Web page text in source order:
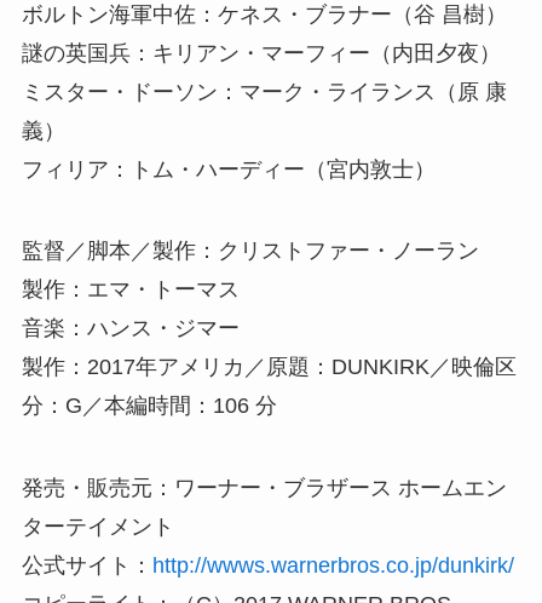
ボルトン海軍中佐：ケネス・ブラナー（谷 昌樹）
謎の英国兵：キリアン・マーフィー（内田夕夜）
ミスター・ドーソン：マーク・ライランス（原 康
義）
フィリア：トム・ハーディー（宮内敦士）
監督／脚本／製作：クリストファー・ノーラン
製作：エマ・トーマス
音楽：ハンス・ジマー
製作：2017年アメリカ／原題：DUNKIRK／映倫区
分：G／本編時間：106 分
発売・販売元：ワーナー・ブラザース ホームエン
ターテイメント
公式サイト： http://wwws.warnerbros.co.jp/dunkirk/